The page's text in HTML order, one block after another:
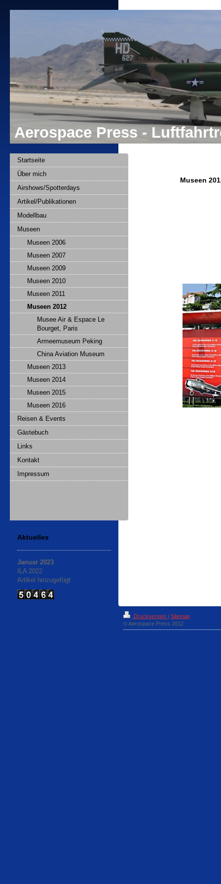
Aerospace Press -
Museen
Startseite
Über mich
Airshows/Spotterdays
Artikel/Publikationen
Modellbau
Museen
Museen 2006
Museen 2007
Museen 2009
Museen 2010
Museen 2011
Museen 2012
Musee Air & Espace Le
Bourget, Paris
Armeemuseum Peking
China Aviation Museum
Museen 2013
Museen 2014
Museen 2015
Museen 2016
Reisen & Events
Gästebuch
Links
Kontakt
Impressum
Aktuelles
Januar 2023
ILA 2022
Artikel hinzugefügt
Druckversion | Sitemap
© Aerospace Press 2012